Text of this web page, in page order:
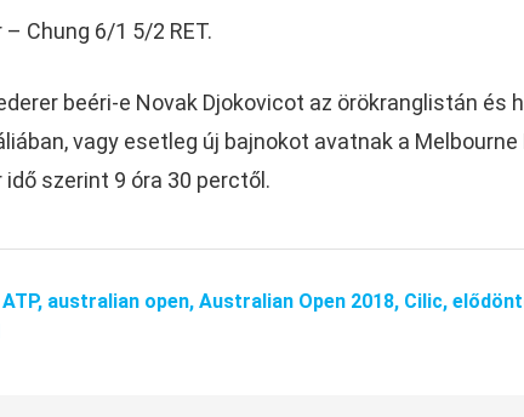
– Chung 6/1 5/2 RET.
beéri-e Novak Djokovicot az örökranglistán és
vagy esetleg új bajnokot avatnak a Melbourne
idő szerint 9 óra 30 perctől.
ATP, australian open, Australian Open 2018, Cilic,